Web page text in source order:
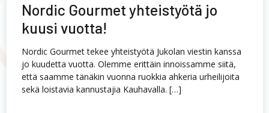
Nordic Gourmet yhteistyötä jo
kuusi vuotta!
Nordic Gourmet tekee yhteistyötä Jukolan viestin kanssa
jo kuudetta vuotta. Olemme erittäin innoissamme siitä,
että saamme tänäkin vuonna ruokkia ahkeria urheilijoita
sekä loistavia kannustajia Kauhavalla. […]